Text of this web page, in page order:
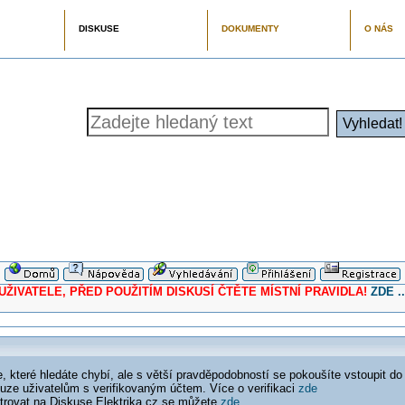
DISKUSE DOKUMENTY O NÁS
PŘED POUŽITÍM DISKUSÍ ČTĚTE MÍSTNÍ PRAVIDLA! ZDE
které hledáte chybí, ale s větší pravděpodobností se pokoušíte vstoupit do
uživatelům s verifikovaným účtem. Více o verifikaci zde
na Diskuse Elektrika.cz se můžete zde